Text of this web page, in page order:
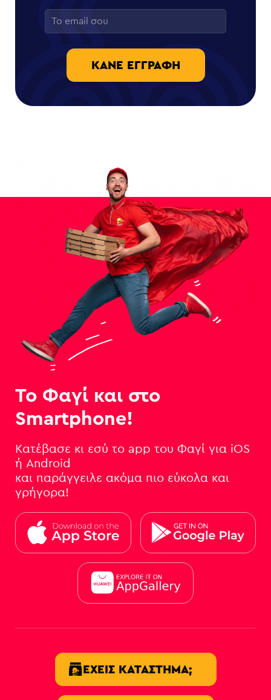
ΚΆΝΕ ΕΓΓΡΑΦΉ
Το Φαγί και στο
Smartphone!
Κατέβασε κι εσύ το app του Φαγί για iOS
ή Android
και παράγγειλε ακόμα πιο εύκολα και
γρήγορα!
ΈΧΕΙΣ ΚΑΤΆΣΤΗΜΑ;